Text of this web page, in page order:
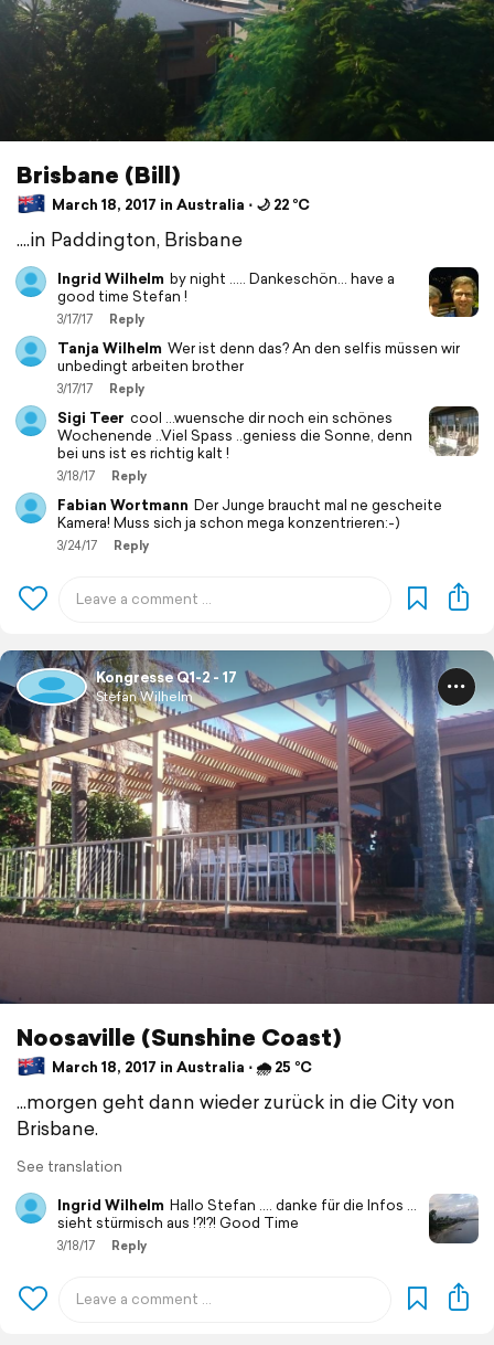
Brisbane (Bill)
March 18, 2017 in Australia ⋅ 🌙 22 °C
....in Paddington, Brisbane
Ingrid Wilhelm by night ..... Dankeschön... have a
good time Stefan !
3/17/17 Reply
Tanja Wilhelm Wer ist denn das? An den selfis müssen wir
unbedingt arbeiten brother
3/17/17 Reply
Sigi Teer cool ...wuensche dir noch ein schönes
Wochenende ..Viel Spass ..geniess die Sonne, denn
bei uns ist es richtig kalt !
3/18/17 Reply
Fabian Wortmann Der Junge braucht mal ne gescheite
Kamera! Muss sich ja schon mega konzentrieren:-)
3/24/17 Reply
Kongresse Q1-2 - 17
Stefan Wilhelm
Noosaville (Sunshine Coast)
March 18, 2017 in Australia ⋅ 🌧 25 °C
...morgen geht dann wieder zurück in die City von
Brisbane.
See translation
Ingrid Wilhelm Hallo Stefan .... danke für die Infos ...
sieht stürmisch aus !?!?! Good Time
3/18/17 Reply